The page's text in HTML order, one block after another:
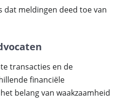
dat meldingen deed toe van
transacties en de
financiële
belang van waakzaamheid